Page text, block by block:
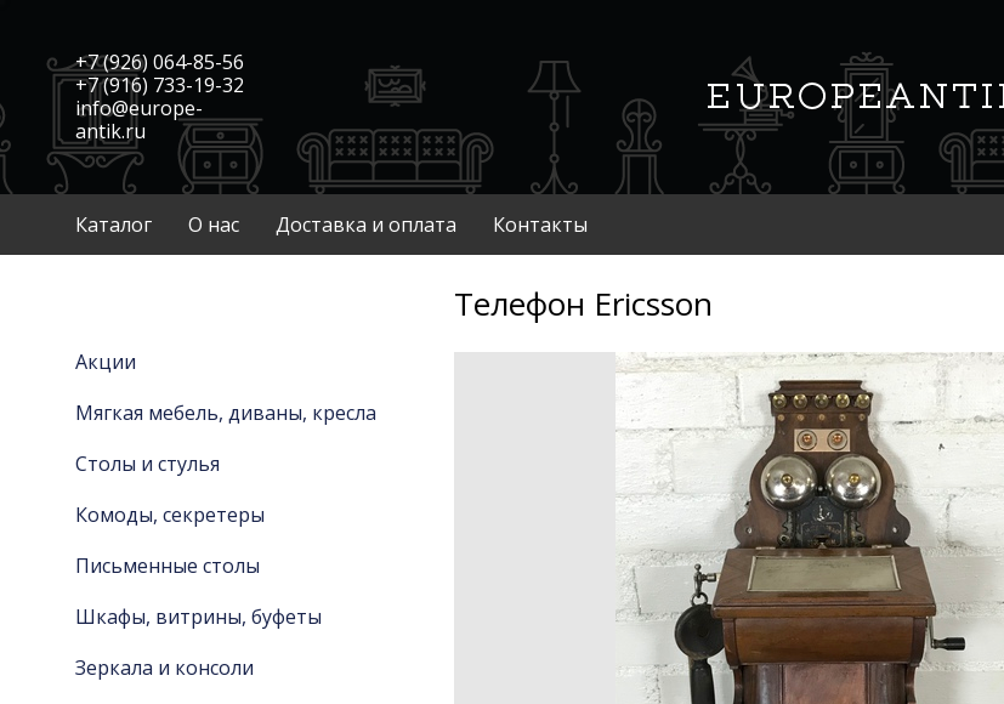
+7 (926) 064-85-56
+7 (916) 733-19-32
info@europe-
antik.ru
Каталог О нас Доставка и оплата Контакты
Акции
Мягкая мебель, диваны, кресла
Столы и стулья
Комоды, секретеры
Письменные столы
Шкафы, витрины, буфеты
Зеркала и консоли
Телефон Ericsson